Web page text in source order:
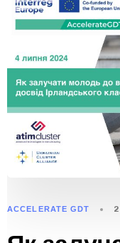
ACCELERATE GDT